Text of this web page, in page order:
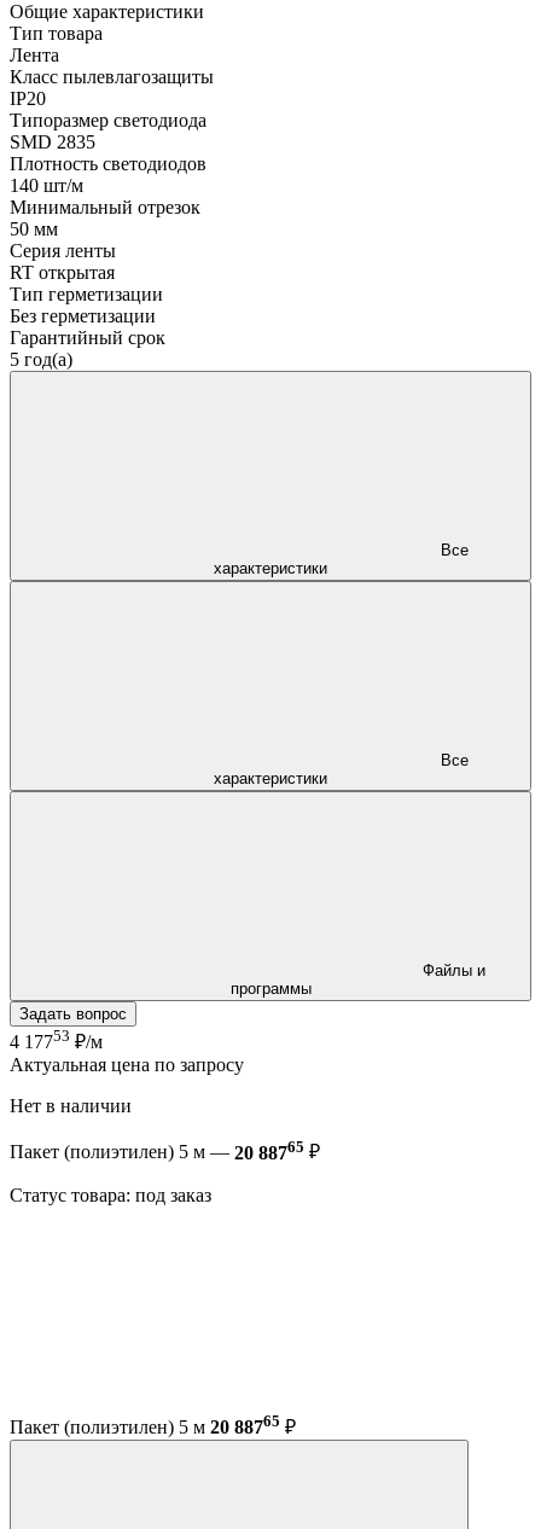
Общие характеристики
Тип товара
Лента
Класс пылевлагозащиты
IP20
Типоразмер светодиода
SMD 2835
Плотность светодиодов
140 шт/м
Минимальный отрезок
50 мм
Серия ленты
RT открытая
Тип герметизации
Без герметизации
Гарантийный срок
5 год(а)
характеристики
характеристики
программы
Задать вопрос
4 17753 ₽/м
Актуальная цена по запросу
Нет в наличии
Пакет (полиэтилен) 5 м — 20 88765 ₽
Статус товара: под заказ
Пакет (полиэтилен) 5 м 20 88765 ₽